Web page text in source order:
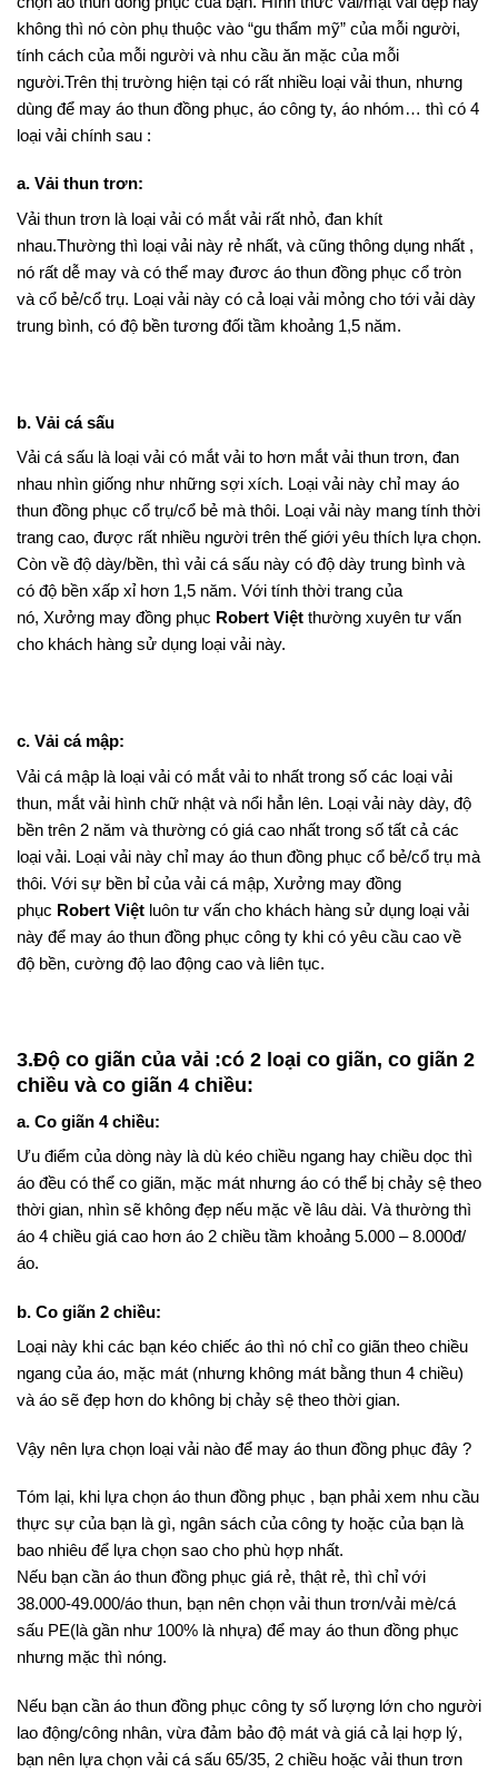
không thì nó còn phụ thuộc vào “gu thẩm mỹ” của mỗi người,
tính cách của mỗi người và nhu cầu ăn mặc của mỗi
người.Trên thị trường hiện tại có rất nhiều loại vải thun, nhưng
dùng để may áo thun đồng phục, áo công ty, áo nhóm… thì có 4
loại vải chính sau :
a. Vải thun trơn:
Vải thun trơn là loại vải có mắt vải rất nhỏ, đan khít
nhau.Thường thì loại vải này rẻ nhất, và cũng thông dụng nhất ,
nó rất dễ may và có thể may đươc áo thun đồng phục cổ tròn
và cổ bẻ/cổ trụ. Loại vải này có cả loại vải mỏng cho tới vải dày
trung bình, có độ bền tương đối tầm khoảng 1,5 năm.
b. Vải cá sấu
Vải cá sấu là loại vải có mắt vải to hơn mắt vải thun trơn, đan
nhau nhìn giống như những sợi xích. Loại vải này chỉ may áo
thun đồng phục cổ trụ/cổ bẻ mà thôi. Loại vải này mang tính thời
trang cao, được rất nhiều người trên thế giới yêu thích lựa chọn.
Còn về độ dày/bền, thì vải cá sấu này có độ dày trung bình và
có độ bền xấp xỉ hơn 1,5 năm. Với tính thời trang của
nó, Xưởng may đồng phục Robert Việt thường xuyên tư vấn
cho khách hàng sử dụng loại vải này.
c. Vải cá mập:
Vải cá mập là loại vải có mắt vải to nhất trong số các loại vải
thun, mắt vải hình chữ nhật và nổi hẳn lên. Loại vải này dày, độ
bền trên 2 năm và thường có giá cao nhất trong số tất cả các
loại vải. Loại vải này chỉ may áo thun đồng phục cổ bẻ/cổ trụ mà
thôi. Với sự bền bỉ của vải cá mập, Xưởng may đồng
phục Robert Việt luôn tư vấn cho khách hàng sử dụng loại vải
này để may áo thun đồng phục công ty khi có yêu cầu cao về
độ bền, cường độ lao động cao và liên tục.
3.Độ co giãn của vải :có 2 loại co giãn, co giãn 2
chiều và co giãn 4 chiều:
a. Co giãn 4 chiều:
Ưu điểm của dòng này là dù kéo chiều ngang hay chiều dọc thì
áo đều có thể co giãn, mặc mát nhưng áo có thể bị chảy sệ theo
thời gian, nhìn sẽ không đẹp nếu mặc về lâu dài. Và thường thì
áo 4 chiều giá cao hơn áo 2 chiều tầm khoảng 5.000 – 8.000đ/
áo.
b. Co giãn 2 chiều:
Loại này khi các bạn kéo chiếc áo thì nó chỉ co giãn theo chiều
ngang của áo, mặc mát (nhưng không mát bằng thun 4 chiều)
và áo sẽ đẹp hơn do không bị chảy sệ theo thời gian.
Vậy nên lựa chọn loại vải nào để may áo thun đồng phục đây ?
Tóm lại, khi lựa chọn áo thun đồng phục , bạn phải xem nhu cầu
thực sự của bạn là gì, ngân sách của công ty hoặc của bạn là
bao nhiêu để lựa chọn sao cho phù hợp nhất.
Nếu bạn cần áo thun đồng phục giá rẻ, thật rẻ, thì chỉ với
38.000-49.000/áo thun, bạn nên chọn vải thun trơn/vải mè/cá
sấu PE(là gần như 100% là nhựa) để may áo thun đồng phục
nhưng mặc thì nóng.
Nếu bạn cần áo thun đồng phục công ty số lượng lớn cho người
lao động/công nhân, vừa đảm bảo độ mát và giá cả lại hợp lý,
bạn nên lựa chọn vải cá sấu 65/35, 2 chiều hoặc vải thun trơn